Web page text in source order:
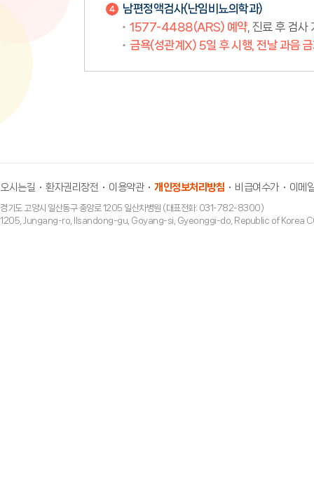
남편정액검사(난임비뇨의학과)
1577-4488(ARS) 예약, 진료 후 검사
금욕(성관계X) 5일 후 시행, 전날 과음
오시는길 환자권리장전 이용약관 개인정보처리방침 비급여수가 이메
경기도 고양시 일산동구 중앙로 1205 일산차병원 (대표전화: 031-782-8300)
1205, Jungang-ro, Ilsandong-gu, Goyang-si, Gyeonggi-do, Republic of Korea